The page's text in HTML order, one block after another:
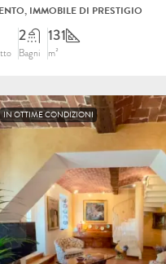
IMMOBILE DI PRESTIGIO
2
Bagni
131
m²
IN OTTIME CONDIZIONI